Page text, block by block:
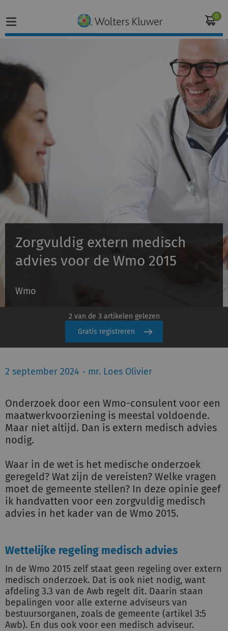
0
Vakgebieden
Producten
Opleidingen
Juridisch advies
Inloggen
Zorgvuldig extern medisch
advies voor de Wmo 2015
Wmo
2 van de 3 artikelen gelezen
Gratis registreren
2 september 2024 - mr. Loes Olivier
Onderzoek door een Wmo-consulent voor een
maatwerkvoorziening is meestal voldoende.
Maar niet altijd. Dan is extern medisch advies
nodig.
Waar in de wet is het medische onderzoek
geregeld? Wat zijn de vereisten? Welke vragen
moet de gemeente stellen? In deze opinie geef
ik handvatten voor een zorgvuldig medisch
advies in het kader van de Wmo 2015.
Wettelijke regeling medisch advies
In de Wmo 2015 zelf staat geen regeling over extern
medisch onderzoek. Dat is ook niet nodig, want
afdeling 3.3 van de Awb regelt dit. Daarin staan
bepalingen voor alle externe adviseurs van
bestuursorganen, zoals de gemeente (artikel 3:5
Awb). En dus ook voor een medisch adviseur.